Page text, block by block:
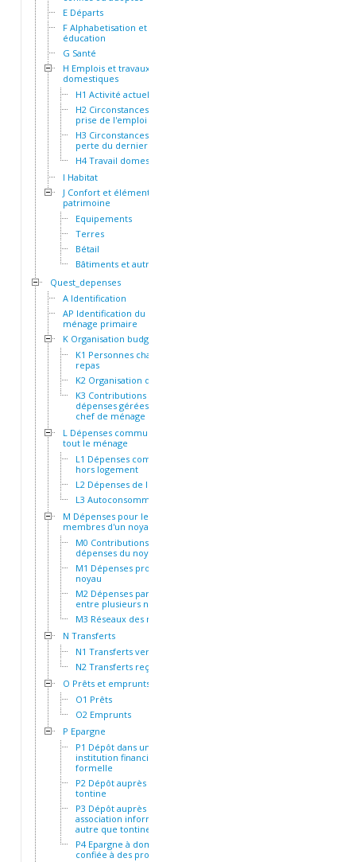
E Départs
F Alphabetisation et
éducation
G Santé
H Emplois et travaux
domestiques
H1 Activité actuelle
H2 Circonstances de la
prise de l'emploi actuel
H3 Circonstances de la
perte du dernier emploi
H4 Travail domestique
I Habitat
J Confort et éléments de
patrimoine
Equipements
Terres
Bétail
Bâtiments et autres actifs
Quest_depenses
A Identification
AP Identification du
ménage primaire
K Organisation budgétaire
K1 Personnes chargées du
repas
K2 Organisation des repas
K3 Contributions et
dépenses gérées par le
chef de ménage
L Dépenses communes à
tout le ménage
L1 Dépenses communes
hors logement
L2 Dépenses de logement
L3 Autoconsommation
M Dépenses pour les
membres d'un noyau
M0 Contributions aux
dépenses du noyau
M1 Dépenses propres au
noyau
M2 Dépenses partagées
entre plusieurs noyaux
M3 Réseaux des noyaux
N Transferts
N1 Transferts versés
N2 Transferts reçus
O Prêts et emprunts
O1 Prêts
O2 Emprunts
P Epargne
P1 Dépôt dans une
institution financière
formelle
P2 Dépôt auprès d'une
tontine
P3 Dépôt auprès d'une
association informelle
autre que tontine
P4 Epargne à domicile ou
confiée à des proches